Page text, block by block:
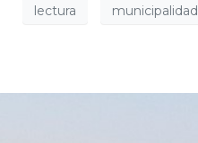
lectura municipalidad